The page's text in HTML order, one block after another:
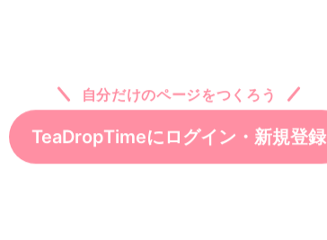
自分だけのページをつくろう
TeaDropTimeに ログイン・新規登録